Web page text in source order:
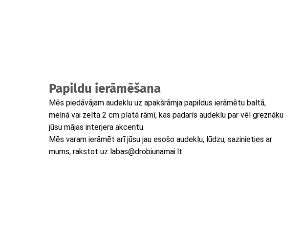
Papildu ierāmēšana
Mēs piedāvājam audeklu uz apakšrāmja papildus ierāmētu baltā,
melnā vai zelta 2 cm platā rāmī, kas padarīs audeklu par vēl greznāku
jūsu mājas interjera akcentu.
Mēs varam ierāmēt arī jūsu jau esošo audeklu, lūdzu, sazinieties ar
mums, rakstot uz labas@drobiunamai.lt.